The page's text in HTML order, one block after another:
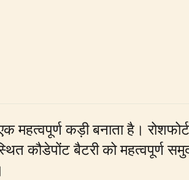
कड़ी बनाता है।
कौडेपोंट बैटरी को महत्वपूर्ण